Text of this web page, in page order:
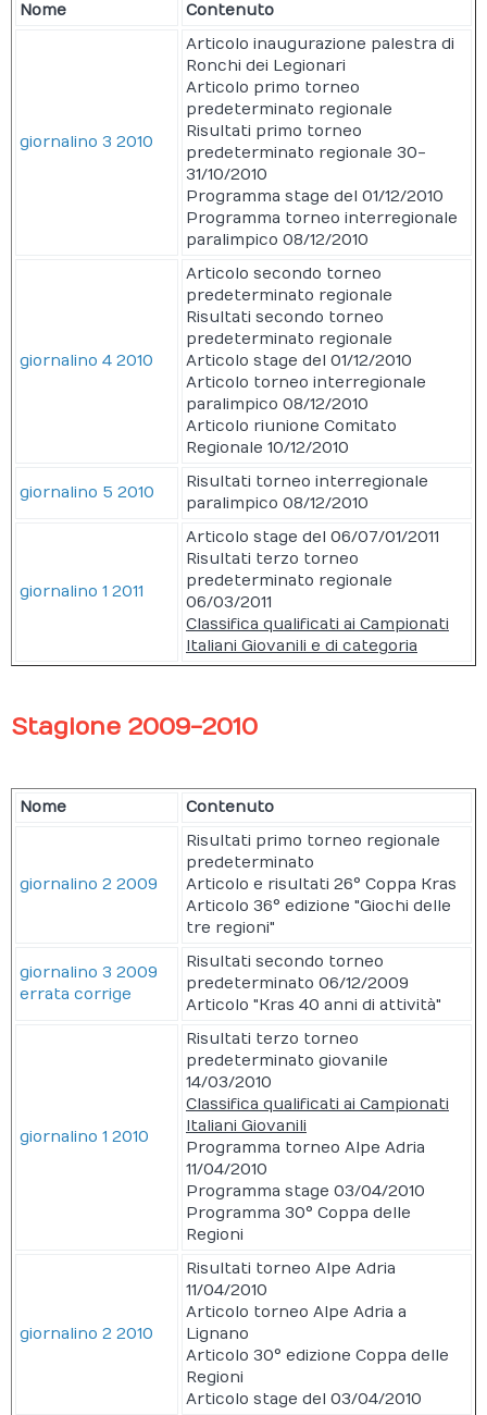
Nome Contenuto
giornalino 3 2010
Articolo inaugurazione palestra di
Ronchi dei Legionari
Articolo primo torneo
predeterminato regionale
Risultati primo torneo
predeterminato regionale 30-
31/10/2010
Programma stage del 01/12/2010
Programma torneo interregionale
paralimpico 08/12/2010
giornalino 4 2010
Articolo secondo torneo
predeterminato regionale
Risultati secondo torneo
predeterminato regionale
Articolo stage del 01/12/2010
Articolo torneo interregionale
paralimpico 08/12/2010
Articolo riunione Comitato
Regionale 10/12/2010
giornalino 5 2010
Risultati torneo interregionale
paralimpico 08/12/2010
giornalino 1 2011
Articolo stage del 06/07/01/2011
Risultati terzo torneo
predeterminato regionale
06/03/2011
Classifica qualificati ai Campionati
Italiani Giovanili e di categoria
Stagione 2009-2010
Nome Contenuto
giornalino 2 2009
Risultati primo torneo regionale
predeterminato
Articolo e risultati 26° Coppa Kras
Articolo 36° edizione "Giochi delle
tre regioni"
giornalino 3 2009
errata corrige
Risultati secondo torneo
predeterminato 06/12/2009
Articolo "Kras 40 anni di attività"
giornalino 1 2010
Risultati terzo torneo
predeterminato giovanile
14/03/2010
Classifica qualificati ai Campionati
Italiani Giovanili
Programma torneo Alpe Adria
11/04/2010
Programma stage 03/04/2010
Programma 30° Coppa delle
Regioni
giornalino 2 2010
Risultati torneo Alpe Adria
11/04/2010
Articolo torneo Alpe Adria a
Lignano
Articolo 30° edizione Coppa delle
Regioni
Articolo stage del 03/04/2010